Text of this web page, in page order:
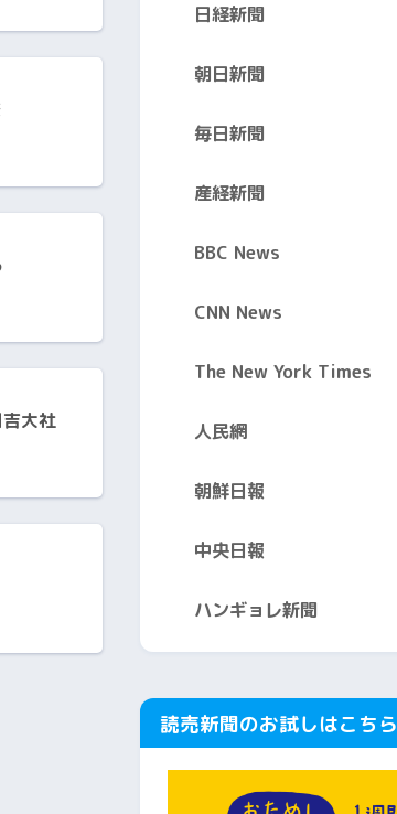
大社
日経新聞
朝日新聞
毎日新聞
産経新聞
BBC News
CNN News
The New York Times
人民網
朝鮮日報
中央日報
ハンギョレ新聞
読売新聞のお試しはこちら